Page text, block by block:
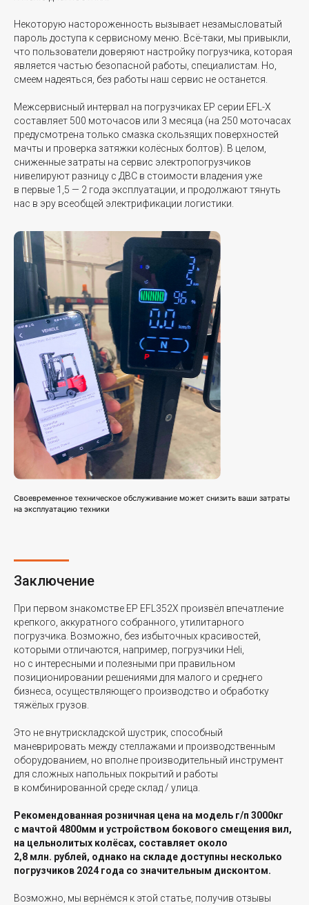
Некоторую настороженность вызывает незамысловатый
пароль доступа к сервисному меню. Всё-таки, мы привыкли,
что пользователи доверяют настройку погрузчика, которая
является частью безопасной работы, специалистам. Но,
смеем надеяться, без работы наш сервис не останется.
Межсервисный интервал на погрузчиках EP серии EFL-X
составляет 500 моточасов или 3 месяца (на 250 моточасах
предусмотрена только смазка скользящих поверхностей
мачты и проверка затяжки колёсных болтов). В целом,
сниженные затраты на сервис электропогрузчиков
нивелируют разницу с ДВС в стоимости владения уже
в первые 1,5 — 2 года эксплуатации, и продолжают тянуть
нас в эру всеобщей электрификации логистики.
Своевременное техническое обслуживание может снизить ваши затраты
на эксплуатацию техники
Заключение
При первом знакомстве EP EFL352X произвёл впечатление
крепкого, аккуратного собранного, утилитарного
погрузчика. Возможно, без избыточных красивостей,
которыми отличаются, например, погрузчики Heli,
но с интересными и полезными при правильном
позиционировании решениями для малого и среднего
бизнеса, осуществляющего производство и обработку
тяжёлых грузов.
Это не внутрискладской шустрик, способный
маневрировать между стеллажами и производственным
оборудованием, но вполне производительный инструмент
для сложных напольных покрытий и работы
в комбинированной среде склад / улица.
Рекомендованная розничная цена на модель г/п 3000кг
с мачтой 4800мм и устройством бокового смещения вил,
на цельнолитых колёсах, составляет около
2,8 млн. рублей, однако на складе доступны несколько
погрузчиков 2024 года со значительным дисконтом.
Возможно, мы вернёмся к этой статье, получив отзывы